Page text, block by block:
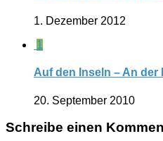
1. Dezember 2012
1
Auf den Inseln – An der
20. September 2010
Schreibe einen